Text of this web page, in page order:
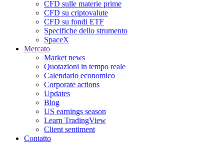
CFD sulle materie prime
CFD su criptovalute
CFD su fondi ETF
Specifiche dello strumento
SpaceX
Mercato
Market news
Quotazioni in tempo reale
Calendario economico
Corporate actions
Updates
Blog
US earnings season
Learn TradingView
Client sentiment
Contatto